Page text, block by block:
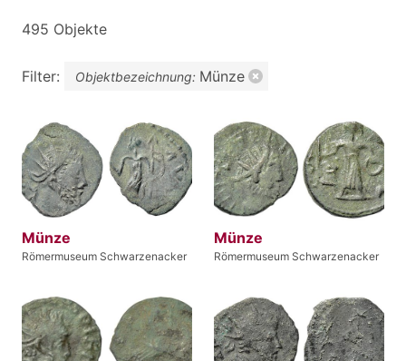
495 Objekte
Filter: Objektbezeichnung: Münze
Münze
Römermuseum Schwarzenacker
Münze
Römermuseum Schwarzenacker